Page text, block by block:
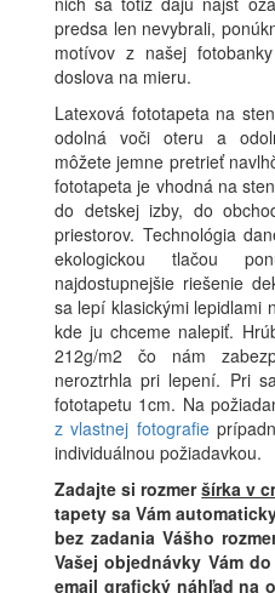
predsa len nevybrali,
motívov z našej
doslova na mieru.
Latexová fototapeta na
odolná voči oteru a
môžete jemne pretrieť
fototapeta je vhodná na
do detskej izby, do
priestorov. Technológia
ekologickou tlačou
najdostupnejšie riešenie
sa lepí klasickými lepidlami
kde ju chceme nalepiť.
212g/m2 čo nám
neroztrhla pri lepení. Pri
fototapetu 1cm. Na
z vlastnej fotografie
individuálnou požiadavkou.
Zadajte si rozmeršírka v
tapety sa Vám
bez zadania Vášho
Vašej objednávky Vám
email grafický náhľad na